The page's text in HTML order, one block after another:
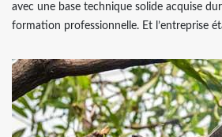
avec une base technique solide acquise
formation professionnelle. Et l’entreprise